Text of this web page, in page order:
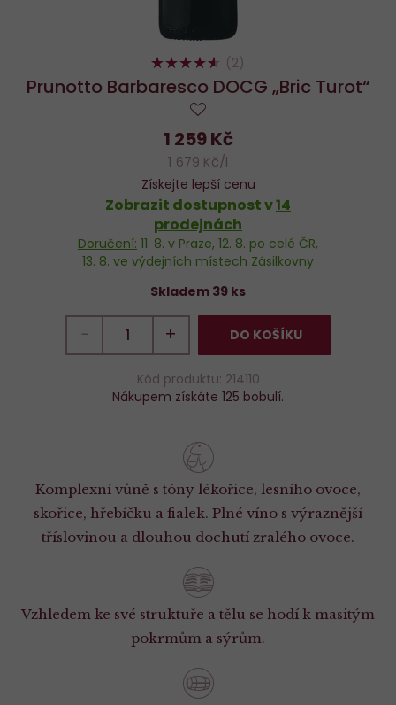
Prunotto Barbaresco DOCG „Bric Turot“
oblíbených
90% (2)
Komplexní vůně s tóny lékořice, lesního ovoce,
skořice, hřebíčku a fialek. Plné víno s výraznější
tříslovinou a dlouhou dochutí zralého ovoce.
Vzhledem ke své struktuře a tělu se hodí k masitým
pokrmům a sýrům.
1 259 Kč
1 679 Kč/l
Získejte lepší cenu
Zobrazit dostupnost v14
prodejnách
Doručení: 11. 8. v Praze, 12. 8. po celé ČR,
13. 8. ve výdejních místech Zásilkovny
Skladem 39 ks
− + DO KOŠÍKU
Kód produktu: 214110
Nákupem získáte 125 bobulí.